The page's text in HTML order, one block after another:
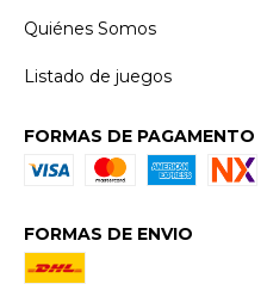
Quiénes Somos
Listado de juegos
FORMAS DE PAGAMENTO
FORMAS DE ENVIO